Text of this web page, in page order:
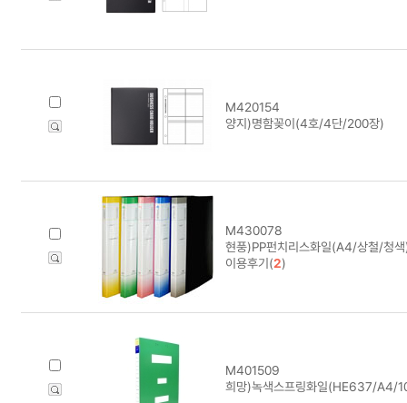
M420154
양지)명함꽂이(4호/4단/200장)
M430078
현풍)PP펀치리스화일(A4/상철/청
이용후기(2)
M401509
희망)녹색스프링화일(HE637/A4/